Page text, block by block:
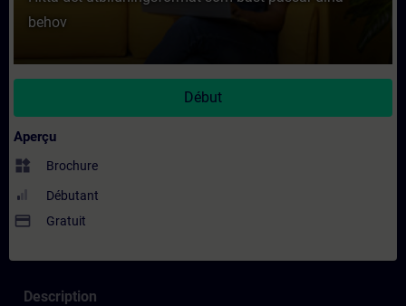
behov
Début
Aperçu
widgets Brochure
Débutant
payment Gratuit
Description